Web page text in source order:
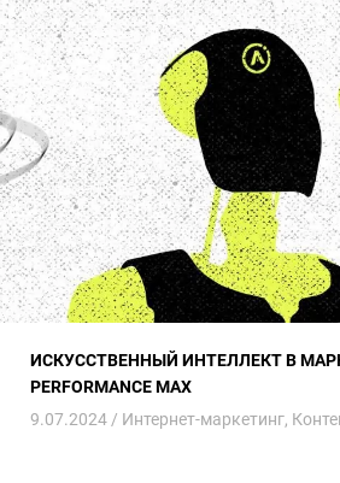
ИСКУССТВЕННЫЙ ИНТЕЛЛЕКТ В
PERFORMANCE MAX
9.07.2024 / Интернет-маркетинг,